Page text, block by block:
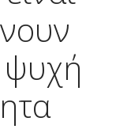
ψυχή